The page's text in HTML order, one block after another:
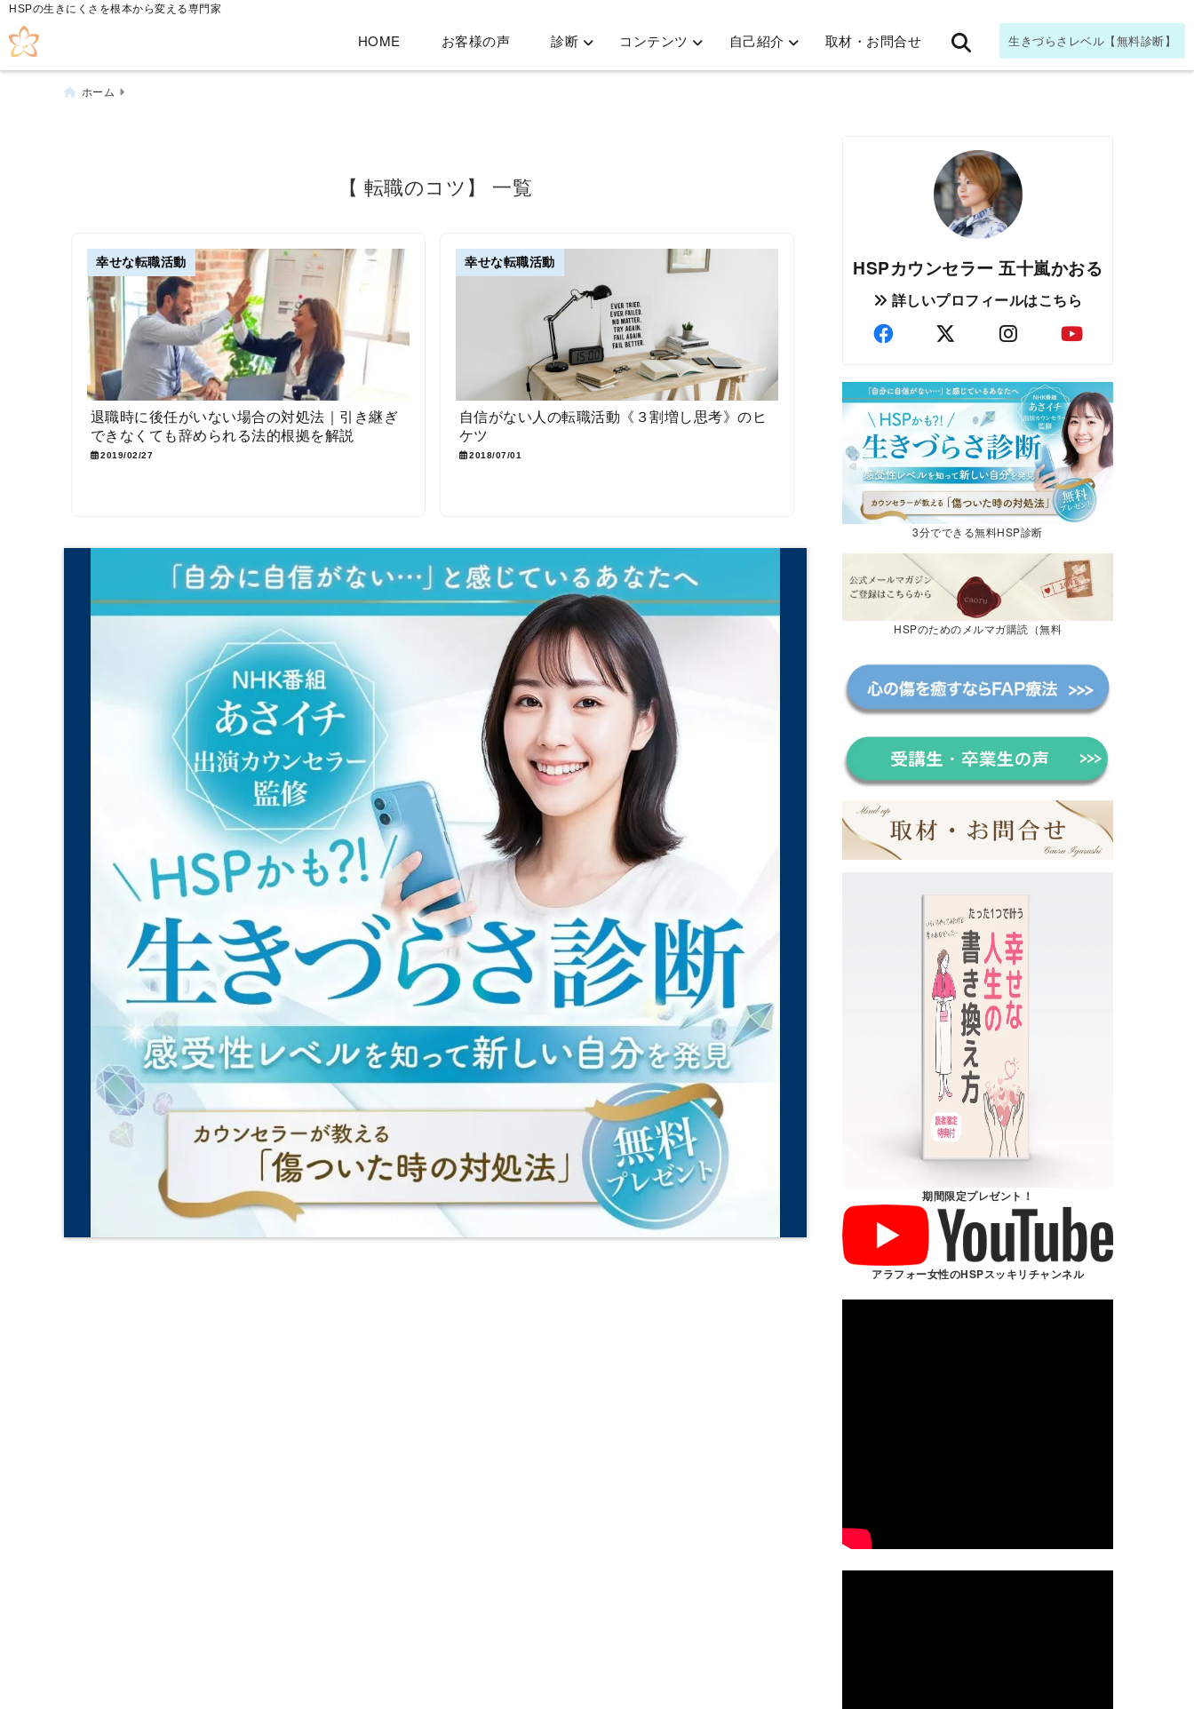
HSPの生きにくさを根本から変える専門家
HOME お客様の声 診断 コンテンツ 自己紹介 取材・お問合せ 生きづらさレベル【無料診断】
ホーム
【 転職のコツ】 一覧
幸せな転職活動
退職時に後任がいない場合の対処法｜引き継ぎ
できなくても辞められる法的根拠を解説
2019/02/27
幸せな転職活動
自信がない人の転職活動《３割増し思考》のヒ
ケツ
2018/07/01
HSPカウンセラー 五十嵐かおる
詳しいプロフィールはこちら
3分でできる無料HSP診断
HSPのためのメルマガ購読（無料
期間限定プレゼント！
アラフォー女性のHSPスッキリチャンネル